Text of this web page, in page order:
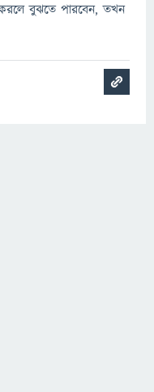
বুঝতে পারবেন, তখন